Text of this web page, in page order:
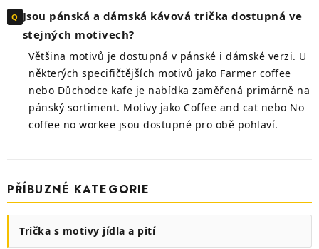
Jsou pánská a dámská kávová trička dostupná ve
stejných motivech?
Většina motivů je dostupná v pánské i dámské verzi. U
některých specifičtějších motivů jako Farmer coffee
nebo Důchodce kafe je nabídka zaměřená primárně na
pánský sortiment. Motivy jako Coffee and cat nebo No
coffee no workee jsou dostupné pro obě pohlaví.
PŘÍBUZNÉ KATEGORIE
Trička s motivy jídla a pití